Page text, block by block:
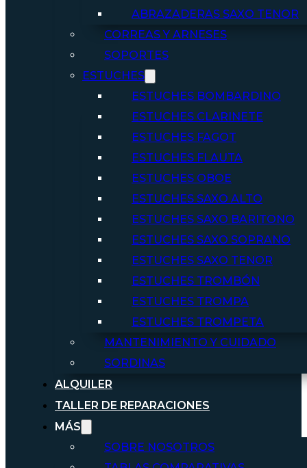
ABRAZADERAS SAXO TENOR
CORREAS Y ARNESES
SOPORTES
ESTUCHES
ESTUCHES BOMBARDINO
ESTUCHES CLARINETE
ESTUCHES FAGOT
ESTUCHES FLAUTA
ESTUCHES OBOE
ESTUCHES SAXO ALTO
ESTUCHES SAXO BARITONO
ESTUCHES SAXO SOPRANO
ESTUCHES SAXO TENOR
ESTUCHES TROMBÓN
ESTUCHES TROMPA
ESTUCHES TROMPETA
MANTENIMIENTO Y CUIDADO
SORDINAS
ALQUILER
TALLER DE REPARACIONES
MÁS
SOBRE NOSOTROS